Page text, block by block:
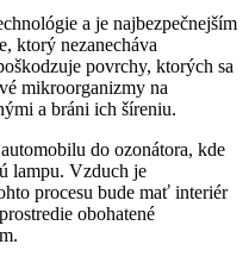
a je najbezpečnejším
ktorý nezanecháva
povrchy, ktorých sa
mikroorganizmy na
a bráni ich šíreniu.
do ozonátora, kde
lampu. Vzduch je
procesu bude mať interiér
obohatené